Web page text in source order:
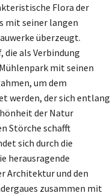
Flora der
mit seiner langen
überzeugt.
als Verbindung
mit seinen
um dem
werden, der sich entlang
der Natur
Störche schafft
sich durch die
herausragende
Architektur und den
zusammen mit